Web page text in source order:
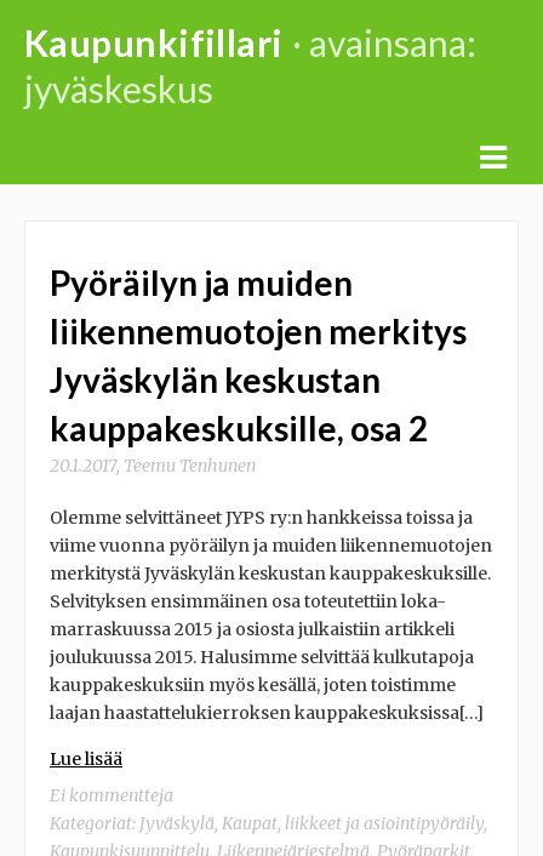
content
Kaupunkifillari · avainsana:
jyväskeskus
Pyöräilyn ja muiden
liikennemuotojen merkitys
Jyväskylän keskustan
kauppakeskuksille, osa 2
20.1.2017, Teemu Tenhunen
Olemme selvittäneet JYPS ry:n hankkeissa toissa ja
viime vuonna pyöräilyn ja muiden liikennemuotojen
merkitystä Jyväskylän keskustan kauppakeskuksille.
Selvityksen ensimmäinen osa toteutettiin loka-
marraskuussa 2015 ja osiosta julkaistiin artikkeli
joulukuussa 2015. Halusimme selvittää kulkutapoja
kauppakeskuksiin myös kesällä, joten toistimme
laajan haastattelukierroksen kauppakeskuksissa[…]
Lue lisää
Ei kommentteja
Kategoriat: Jyväskylä, Kaupat, liikkeet ja asiointipyöräily,
Kaupunkisuunnittelu, Liikennejärjestelmä, Pyöräparkit,